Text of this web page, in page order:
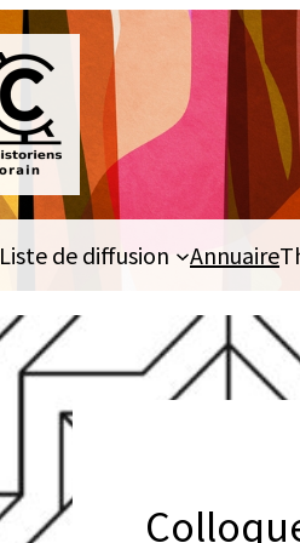
Liste de diffusion Annuaire